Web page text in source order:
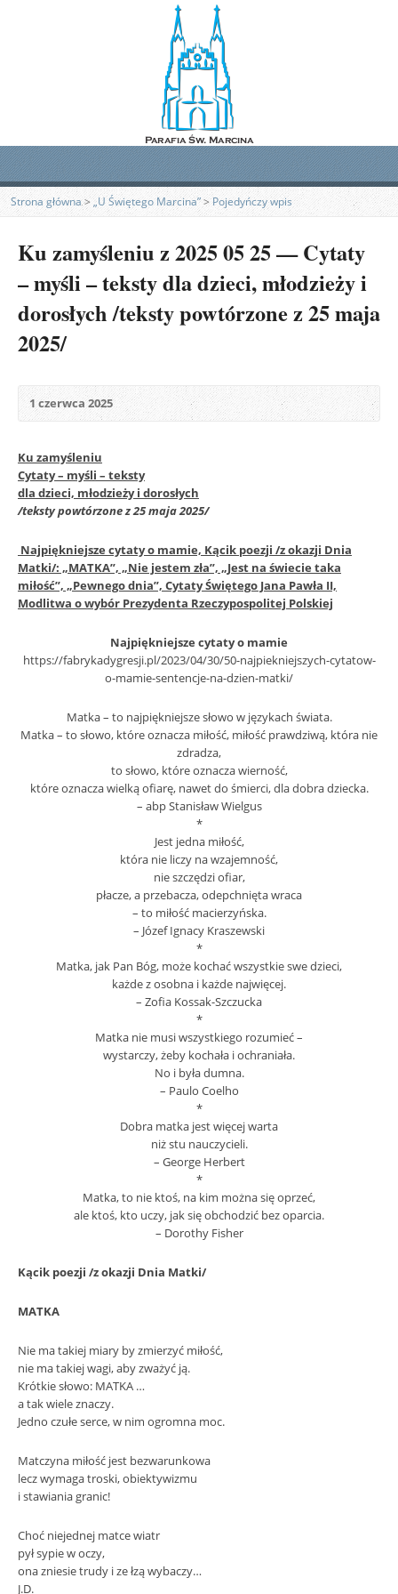
Strona główna> „U Świętego Marcina” >Pojedyńczy wpis
Ku zamyśleniu z 2025 05 25 — Cytaty
– myśli – teksty dla dzieci, młodzieży i
dorosłych /teksty powtórzone z 25 maja
2025/
1 czerwca 2025
Ku zamyśleniu
Cytaty – myśli – teksty
dla dzieci, młodzieży i dorosłych
/teksty powtórzone z 25 maja 2025/
Najpiękniejsze cytaty o mamie, Kącik poezji /z okazji Dnia
Matki/: „MATKA”, „Nie jestem zła”, „Jest na świecie taka
miłość”, „Pewnego dnia”, Cytaty Świętego Jana Pawła II,
Modlitwa o wybór Prezydenta Rzeczypospolitej Polskiej
Najpiękniejsze cytaty o mamie
https://fabrykadygresji.pl/2023/04/30/50-najpiekniejszych-cytatow-
o-mamie-sentencje-na-dzien-matki/
Matka – to najpiękniejsze słowo w językach świata.
Matka – to słowo, które oznacza miłość, miłość prawdziwą, która nie
zdradza,
to słowo, które oznacza wierność,
które oznacza wielką ofiarę, nawet do śmierci, dla dobra dziecka.
– abp Stanisław Wielgus
*
Jest jedna miłość,
która nie liczy na wzajemność,
nie szczędzi ofiar,
płacze, a przebacza, odepchnięta wraca
– to miłość macierzyńska.
– Józef Ignacy Kraszewski
*
Matka, jak Pan Bóg, może kochać wszystkie swe dzieci,
każde z osobna i każde najwięcej.
– Zofia Kossak-Szczucka
*
Matka nie musi wszystkiego rozumieć –
wystarczy, żeby kochała i ochraniała.
No i była dumna.
– Paulo Coelho
*
Dobra matka jest więcej warta
niż stu nauczycieli.
– George Herbert
*
Matka, to nie ktoś, na kim można się oprzeć,
ale ktoś, kto uczy, jak się obchodzić bez oparcia.
– Dorothy Fisher
Kącik poezji /z okazji Dnia Matki/
MATKA
Nie ma takiej miary by zmierzyć miłość,
nie ma takiej wagi, aby zważyć ją.
Krótkie słowo: MATKA …
a tak wiele znaczy.
Jedno czułe serce, w nim ogromna moc.
Matczyna miłość jest bezwarunkowa
lecz wymaga troski, obiektywizmu
i stawiania granic!
Choć niejednej matce wiatr
pył sypie w oczy,
ona zniesie trudy i ze łzą wybaczy…
J.D.